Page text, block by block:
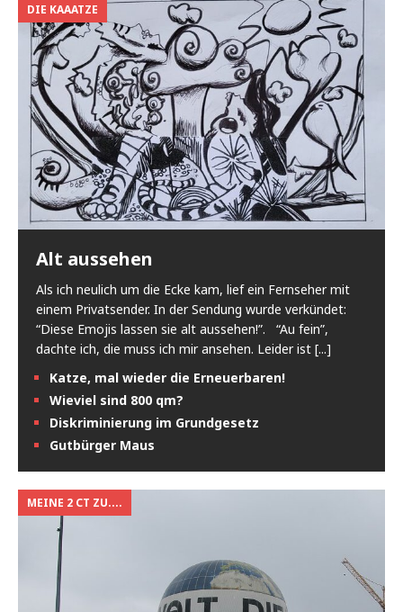
DIE KAAATZE
Alt aussehen
Als ich neulich um die Ecke kam, lief ein Fernseher mit
einem Privatsender. In der Sendung wurde verkündet:
“Diese Emojis lassen sie alt aussehen!”. “Au fein”,
dachte ich, die muss ich mir ansehen. Leider ist [...]
Katze, mal wieder die Erneuerbaren!
Wieviel sind 800 qm?
Diskriminierung im Grundgesetz
Gutbürger Maus
MEINE 2 CT ZU....